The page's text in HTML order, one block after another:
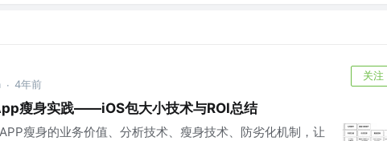
· 4年前
关注
瘦身实践——iOS包大小技术与ROI总结
瘦身的业务价值、分析技术、瘦身技术、防劣化机制，让